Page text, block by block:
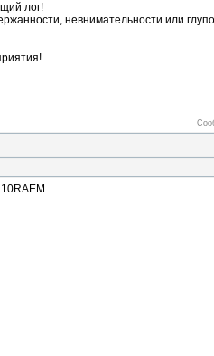
лог!
невнимательности или